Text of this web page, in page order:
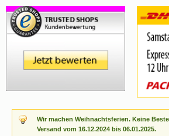
Wir machen Weihnachtsferien. Keine
Versand vom 16.12.2024 bis 06.01.2025.